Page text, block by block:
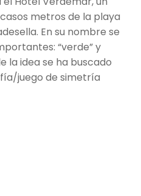
metros de la playa
En su nombre se
“verde” y
la idea se ha buscado
juego de simetría